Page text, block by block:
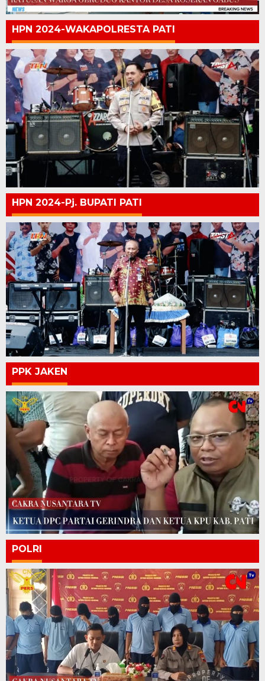
HPN 2024-WAKAPOLRESTA PATI
HPN 2024-Pj. BUPATI PATI
PPK JAKEN
POLRI